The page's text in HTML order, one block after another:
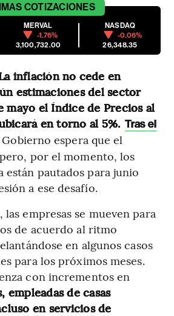
COTIZACIONES
MERVAL
-1.76%
3,100,732.00
NASDAQ
-0.06%
26,348.35
inflación no cede en
estimaciones del sector
mayo el Índice de Precios al
en torno al 5%. Tras el
espera que el
por el momento, los
están pautados para junio
a ese desafío.
empresas se mueven para
de acuerdo al ritmo
en algunos casos
para los próximos meses.
con incrementos en
empleadas de casas
en servicios de